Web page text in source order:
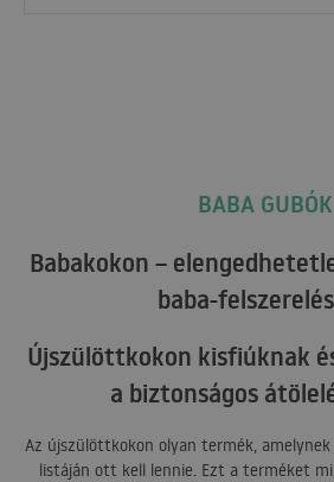
BABA GUBÓK
Babakokon –
baba-
Újszülöttkokon kisfiúknak
a biztonságos
Az újszülöttkokon olyan termék, amelynek
listáján ott kell lennie. Ezt a terméket